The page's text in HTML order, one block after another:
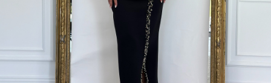
Incaltaminte
Blanuri